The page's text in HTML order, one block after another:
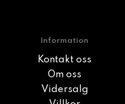
Information
Kontakt oss
Om oss
Vidersalg